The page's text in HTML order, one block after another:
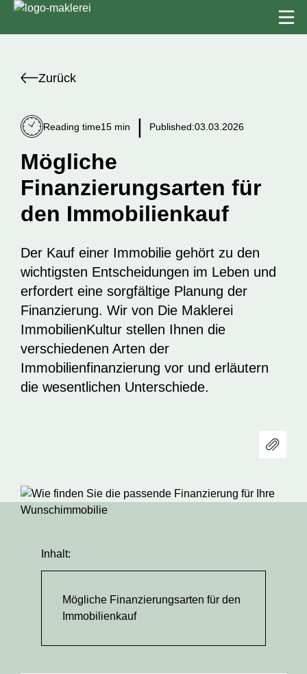
Zurück
Reading time15 min | Published:03.03.2026
Mögliche
Finanzierungsarten für
den Immobilienkauf
Der Kauf einer Immobilie gehört zu den
wichtigsten Entscheidungen im Leben und
erfordert eine sorgfältige Planung der
Finanzierung. Wir von Die Maklerei
ImmobilienKultur stellen Ihnen die
verschiedenen Arten der
Immobilienfinanzierung vor und erläutern
die wesentlichen Unterschiede.
Inhalt:
Mögliche Finanzierungsarten für den
Immobilienkauf